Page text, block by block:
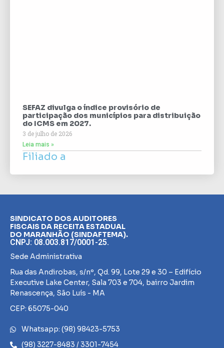
SEFAZ divulga o índice provisório de
participação dos municípios para distribuição
do ICMS em 2027.
3 de julho de 2026
Leia mais »
Filiado a
SINDICATO DOS AUDITORES
FISCAIS DA RECEITA ESTADUAL
DO MARANHÃO (SINDAFTEMA).
CNPJ: 08.003.817/0001-25.
Sede Administrativa
Rua das Andirobas, s/nº, Qd. 99, Lote 29 e 30 – Edifício
Executive Lake Center, Sala 703 e 704, bairro Jardim
Renascença, São Luís - MA
CEP: 65075-040
Whatsapp: (98) 98423-5753
(98) 3227-8483 / 3301-7454